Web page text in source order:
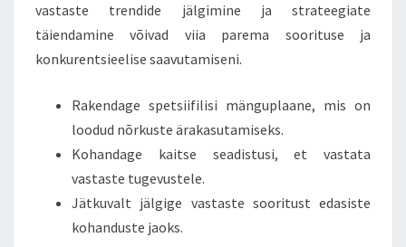
vastaste trendide jälgimine ja strateegiate
täiendamine võivad viia parema soorituse ja
konkurentsieelise saavutamiseni.
Rakendage spetsiifilisi mänguplaane, mis on
loodud nõrkuste ärakasutamiseks.
Kohandage kaitse seadistusi, et vastata
vastaste tugevustele.
Jätkuvalt jälgige vastaste sooritust edasiste
kohanduste jaoks.